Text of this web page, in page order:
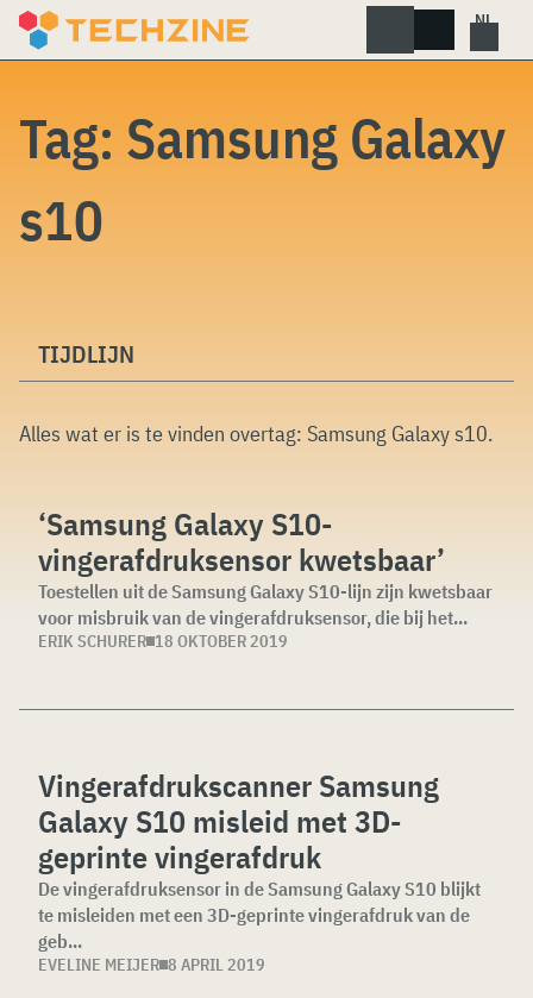
Skip
Tag: Samsung Galaxy
s10
TIJDLIJN
Alles wat er is te vinden overtag: Samsung Galaxy s10.
‘Samsung Galaxy S10-
vingerafdruksensor kwetsbaar’
Toestellen uit de Samsung Galaxy S10-lijn zijn kwetsbaar
voor misbruik van de vingerafdruksensor, die bij het...
ERIK SCHURER 18 OKTOBER 2019
Vingerafdrukscanner Samsung
Galaxy S10 misleid met 3D-
geprinte vingerafdruk
De vingerafdruksensor in de Samsung Galaxy S10 blijkt
te misleiden met een 3D-geprinte vingerafdruk van de
geb...
EVELINE MEIJER 8 APRIL 2019